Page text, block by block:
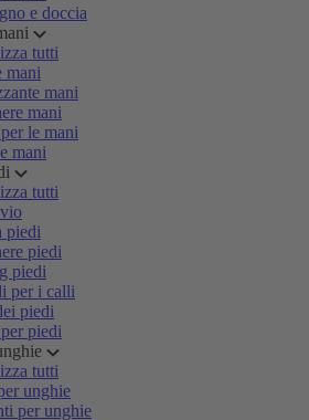
e doccia
tutti
mani
mani
mani
le mani
mani
tutti
piedi
piedi
piedi
per i calli
piedi
piedi
tutti
unghie
per unghie